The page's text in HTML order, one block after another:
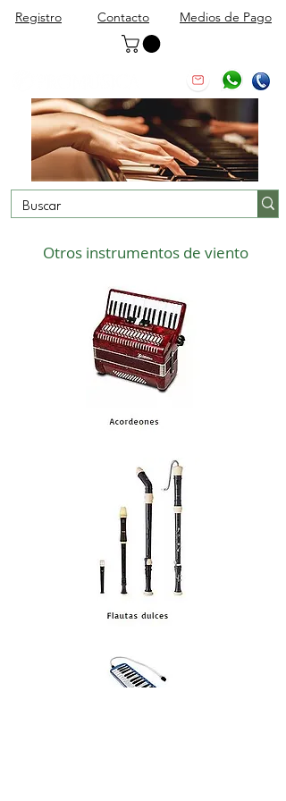
Registro Contacto Medios de Pago
Otros instrumentos de viento